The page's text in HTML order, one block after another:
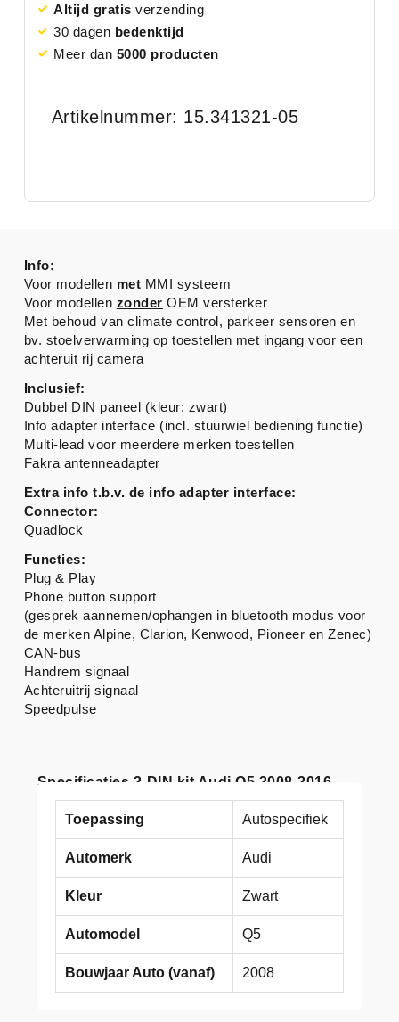
Altijd gratis verzending
30 dagen bedenktijd
Meer dan 5000 producten
Artikelnummer: 15.341321-05
Specificaties 2-DIN kit Audi Q5 2008-2016
Toepassing Autospecifiek
Automerk Audi
Kleur Zwart
Automodel Q5
Bouwjaar Auto (vanaf) 2008
Info:
Voor modellen met MMI systeem
Voor modellen zonder OEM versterker
Met behoud van climate control, parkeer sensoren en
bv. stoelverwarming op toestellen met ingang voor een
achteruit rij camera
Inclusief:
Dubbel DIN paneel (kleur: zwart)
Info adapter interface (incl. stuurwiel bediening functie)
Multi-lead voor meerdere merken toestellen
Fakra antenneadapter
Extra info t.b.v. de info adapter interface:
Connector:
Quadlock
Functies:
Plug & Play
Phone button support
(gesprek aannemen/ophangen in bluetooth modus voor
de merken Alpine, Clarion, Kenwood, Pioneer en Zenec)
CAN-bus
Handrem signaal
Achteruitrij signaal
Speedpulse